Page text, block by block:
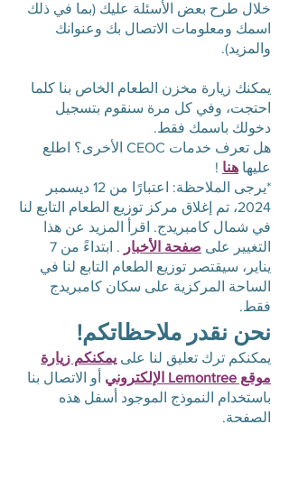
خلال طرح بعض الأسئلة عليك (بما في ذلك
اسمك ومعلومات الاتصال بك وعنوانك
والمزيد).
يمكنك زيارة مخزن الطعام الخاص بنا كلما
احتجت، وفي كل مرة سنقوم بتسجيل
دخولك باسمك فقط.
هل تعرف خدمات CEOC الأخرى؟ اطلع
عليها هنا !
*يرجى الملاحظة: اعتبارًا من 12 ديسمبر
2024، تم إغلاق مركز توزيع الطعام التابع لنا
في شمال كامبريدج. اقرأ المزيد عن هذا
التغيير على صفحة الأخبار
. ابتداءً من 7
يناير، سيقتصر توزيع الطعام التابع لنا في
الساحة المركزية على سكان كامبريدج
فقط.
نحن نقدر ملاحظاتكم!
يمكنكم ترك تعليق لنا على يمكنكم زيارة
موقع Lemontree الإلكتروني
أو الاتصال بنا
باستخدام النموذج الموجود أسفل هذه
الصفحة.